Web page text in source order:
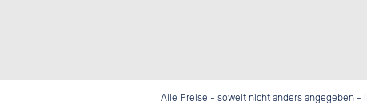
Alle Preise - soweit nicht anders angegeben -